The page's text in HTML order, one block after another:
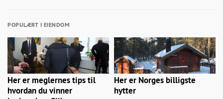
POPULÆRT I EIENDOM
Her er meglernes tips til
hvordan du vinner
Her er Norges billigste
hytter